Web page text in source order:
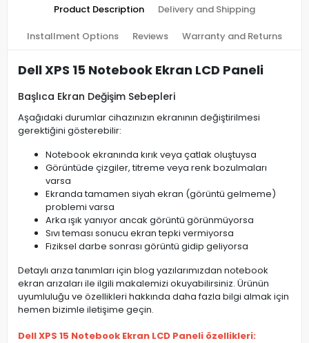
Product Description Delivery and Shipping
Installment Options Reviews Warranty and Returns
Dell XPS 15 Notebook Ekran LCD Paneli
Başlıca Ekran Değişim Sebepleri
Aşağıdaki durumlar cihazınızın ekranının değiştirilmesi
gerektiğini gösterebilir:
Notebook ekranında kırık veya çatlak oluştuysa
Görüntüde çizgiler, titreme veya renk bozulmaları
varsa
Ekranda tamamen siyah ekran (görüntü gelmeme)
problemi varsa
Arka ışık yanıyor ancak görüntü görünmüyorsa
Sıvı teması sonucu ekran tepki vermiyorsa
Fiziksel darbe sonrası görüntü gidip geliyorsa
Detaylı arıza tanımları için blog yazılarımızdan notebook
ekran arızaları ile ilgili makalemizi okuyabilirsiniz. Ürünün
uyumluluğu ve özellikleri hakkında daha fazla bilgi almak için
hemen bizimle iletişime geçin.
Dell XPS 15 Notebook Ekran LCD Paneli özellikleri: